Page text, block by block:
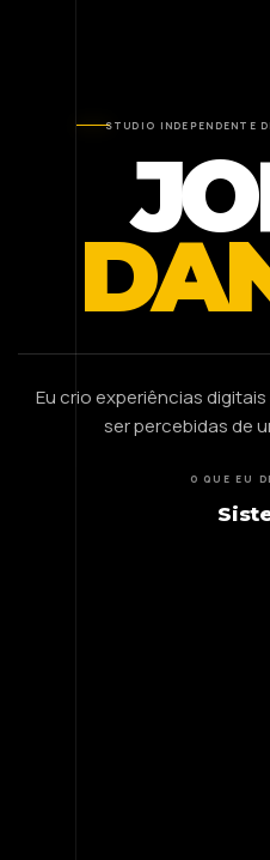
STUDIO INDEPENDENTE
Eu crio experiências
ser percebidas de
O QUE EU